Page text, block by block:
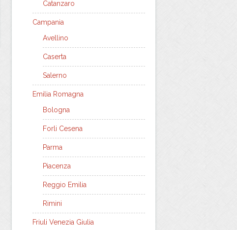
Catanzaro
Campania
Avellino
Caserta
Salerno
Emilia Romagna
Bologna
Forli Cesena
Parma
Piacenza
Reggio Emilia
Rimini
Friuli Venezia Giulia